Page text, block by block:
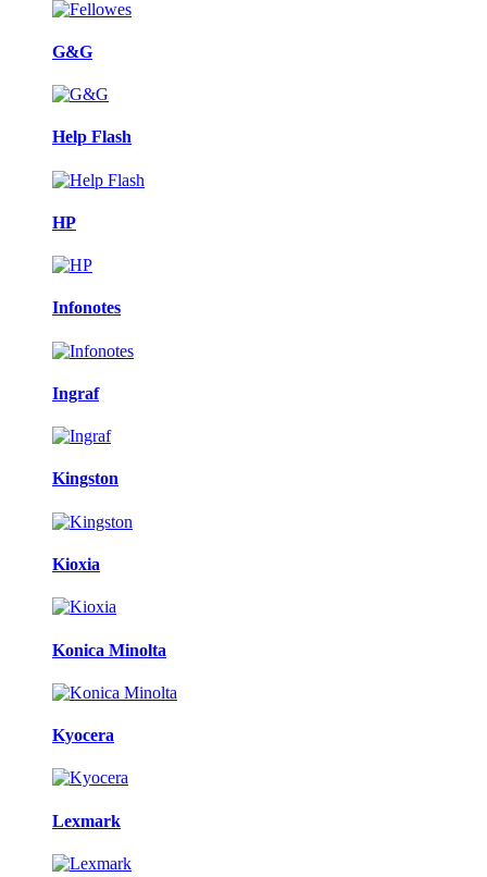
G&G
Help Flash
HP
Infonotes
Ingraf
Kingston
Kioxia
Konica Minolta
Kyocera
Lexmark